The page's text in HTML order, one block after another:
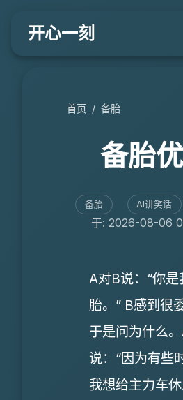
开心一刻
首页 / 备胎
备胎
备胎 AI讲笑话
于: 2026-08-06
A对B说：“你是
胎。” B感到很
于是问为什么
说：“因为有些
我想给主力车